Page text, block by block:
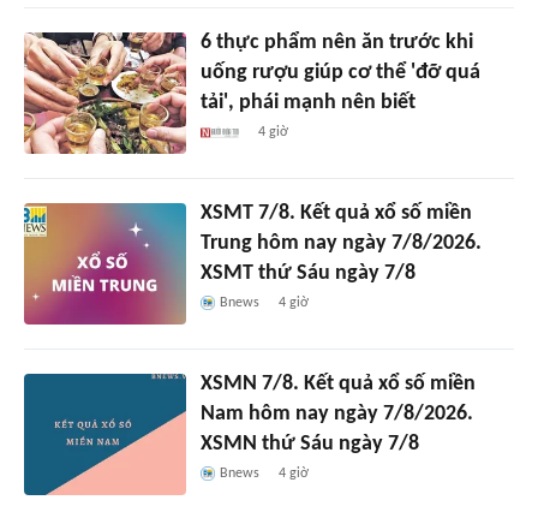
6 thực phẩm nên ăn trước khi
uống rượu giúp cơ thể 'đỡ quá
tải', phái mạnh nên biết
4 giờ
XSMT 7/8. Kết quả xổ số miền
Trung hôm nay ngày 7/8/2026.
XSMT thứ Sáu ngày 7/8
Bnews 4 giờ
XSMN 7/8. Kết quả xổ số miền
Nam hôm nay ngày 7/8/2026.
XSMN thứ Sáu ngày 7/8
Bnews 4 giờ